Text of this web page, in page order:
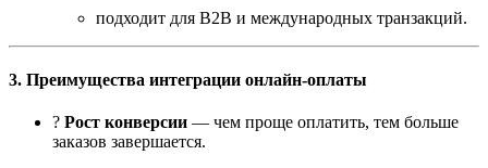
подходит для B2B и международных транзакций.
3. Преимущества интеграции онлайн-оплаты
? Рост конверсии — чем проще оплатить, тем больше
заказов завершается.